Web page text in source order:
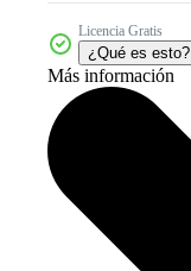
Licencia Gratis
¿Qué es esto?
Más información